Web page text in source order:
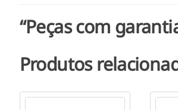
“Peças com
Produtos